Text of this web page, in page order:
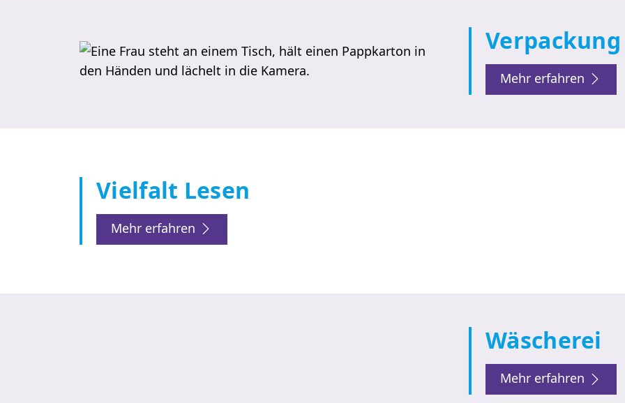
Verpackung
Mehr erfahren
Vielfalt Lesen
Mehr erfahren
Wäscherei
Mehr erfahren